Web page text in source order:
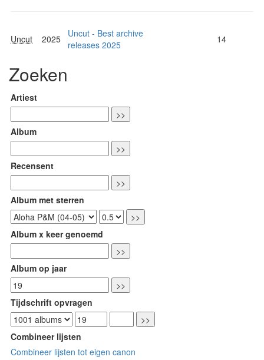
Uncut 2025
Uncut - Best archive
releases 2025
14
Zoeken
Artiest
Album
Recensent
Album met sterren
Album x keer genoemd
Album op jaar
Tijdschrift opvragen
Combineer lijsten
Combineer lijsten tot eigen canon